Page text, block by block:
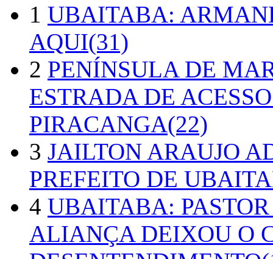
1 UBAITABA:
AQUI(31)
2 PENÍNSULA DE
ESTRADA DE
PIRACANGA(22)
3 JAILTON ARAUJO
PREFEITO DE
4 UBAITABA:
ALIANÇA DEIXOU O